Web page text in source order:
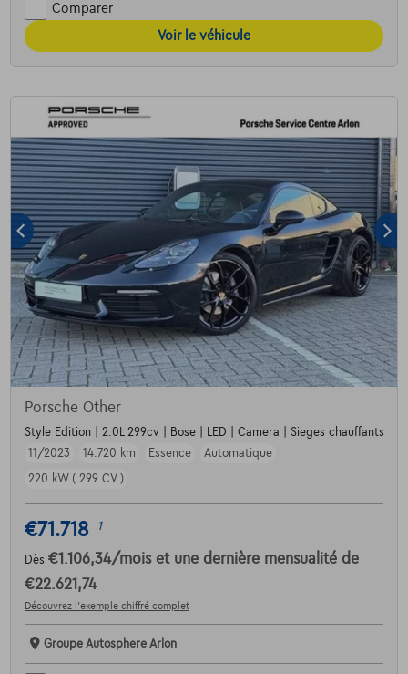
Comparer
Voir le véhicule
Porsche Other
Style Edition | 2.0L 299cv | Bose | LED | Camera | Sieges chauffants
11/2023
14.720 km Essence
Automatique
220 kW ( 299 CV )
€71.718 1
Dès €1.106,34/mois et une dernière mensualité de
€22.621,74
Découvrez l’exemple chiffré complet
Groupe Autosphere Arlon